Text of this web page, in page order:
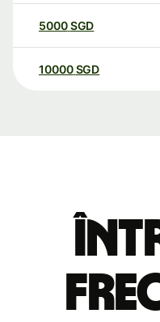
5000SGD
10000 SGD